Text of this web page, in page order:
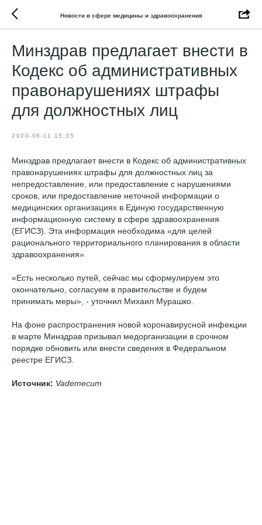
Новости в сфере медицины и здравоохранения
Минздрав предлагает внести в
Кодекс об административных
правонарушениях штрафы
для должностных лиц
2020-06-11 15:35
Минздрав предлагает внести в Кодекс об административных
правонарушениях штрафы для должностных лиц за
непредоставление, или предоставление с нарушениями
сроков, или предоставление неточной информации о
медицинских организациях в Единую государственную
информационную систему в сфере здравоохранения
(ЕГИСЗ). Эта информация необходима «для целей
рационального территориального планирования в области
здравоохранения».
«Есть несколько путей, сейчас мы сформулируем это
окончательно, согласуем в правительстве и будем
принимать меры», - уточнил Михаил Мурашко.
На фоне распространения новой коронавирусной инфекции
в марте Минздрав призывал медорганизации в срочном
порядке обновить или внести сведения в Федеральном
реестре ЕГИСЗ.
Источник: Vademecum